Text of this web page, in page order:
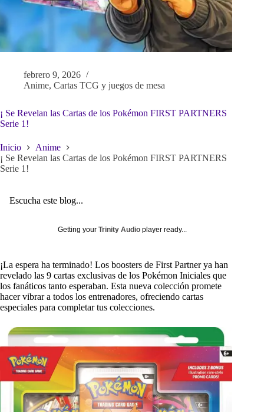
febrero 9, 2026
Anime, Cartas TCG y juegos de mesa
¡ Se Revelan las Cartas de los Pokémon FIRST PARTNERS
Serie 1!
Inicio
Anime
¡ Se Revelan las Cartas de los Pokémon FIRST PARTNERS
Serie 1!
Escucha este blog...
Getting your Trinity Audio player ready...
¡La espera ha terminado! Los boosters de First Partner ya han
revelado las 9 cartas exclusivas de los Pokémon Iniciales que
los fanáticos tanto esperaban. Esta nueva colección promete
hacer vibrar a todos los entrenadores, ofreciendo cartas
especiales para completar tus colecciones.